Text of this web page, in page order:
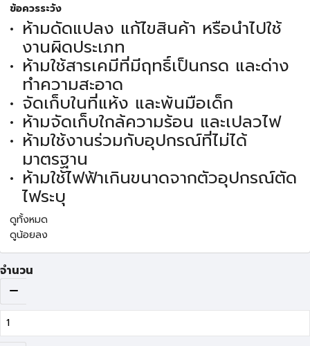
ข้อควรระวัง
ห้ามดัดแปลง แก้ไขสินค้า หรือนำไปใช้
งานผิดประเภท
ห้ามใช้สารเคมีที่มีฤทธิ์เป็นกรด และด่าง
ทำความสะอาด
จัดเก็บในที่แห้ง และพ้นมือเด็ก
ห้ามจัดเก็บใกล้ความร้อน และเปลวไฟ
ห้ามใช้งานร่วมกับอุปกรณ์ที่ไม่ได้
มาตรฐาน
ห้ามใช้ไฟฟ้าเกินขนาดจากตัวอุปกรณ์ตัด
ไฟระบุ
ดูทั้งหมด
ดูน้อยลง
จำนวน